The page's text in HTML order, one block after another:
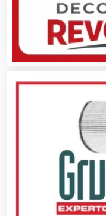
Artículos
Artículos
Asesores